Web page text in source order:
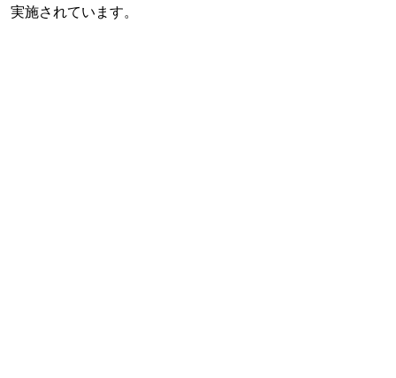
実施されています。